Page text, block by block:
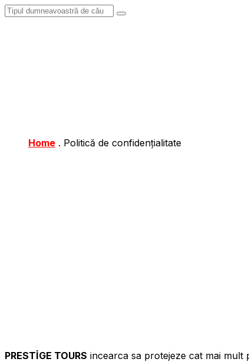
Home . Politică de confidențialitate
PRESTİGE TOURS incearca sa protejeze cat mai mult